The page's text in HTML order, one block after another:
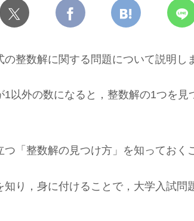
整数解に関する問題について説明し
1以外の数になると，整数解の1つを
「整数解の見つけ方」を知っておく
り，身に付けることで，大学入試問